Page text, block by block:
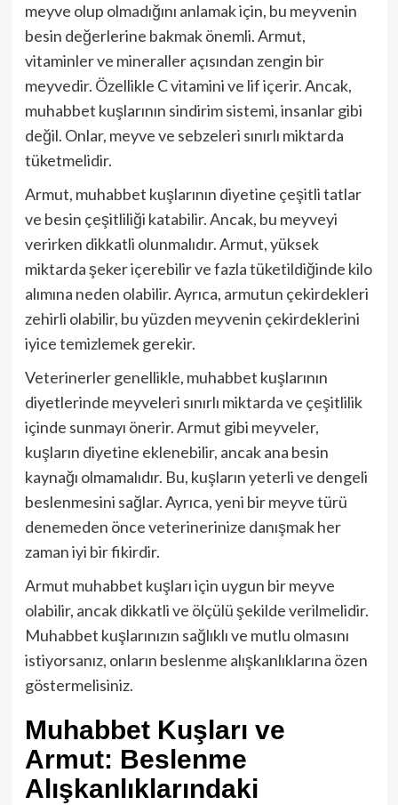
meyve olup olmadığını anlamak için, bu meyvenin
besin değerlerine bakmak önemli. Armut,
vitaminler ve mineraller açısından zengin bir
meyvedir. Özellikle C vitamini ve lif içerir. Ancak,
muhabbet kuşlarının sindirim sistemi, insanlar gibi
değil. Onlar, meyve ve sebzeleri sınırlı miktarda
tüketmelidir.
Armut, muhabbet kuşlarının diyetine çeşitli tatlar
ve besin çeşitliliği katabilir. Ancak, bu meyveyi
verirken dikkatli olunmalıdır. Armut, yüksek
miktarda şeker içerebilir ve fazla tüketildiğinde kilo
alımına neden olabilir. Ayrıca, armutun çekirdekleri
zehirli olabilir, bu yüzden meyvenin çekirdeklerini
iyice temizlemek gerekir.
Veterinerler genellikle, muhabbet kuşlarının
diyetlerinde meyveleri sınırlı miktarda ve çeşitlilik
içinde sunmayı önerir. Armut gibi meyveler,
kuşların diyetine eklenebilir, ancak ana besin
kaynağı olmamalıdır. Bu, kuşların yeterli ve dengeli
beslenmesini sağlar. Ayrıca, yeni bir meyve türü
denemeden önce veterinerinize danışmak her
zaman iyi bir fikirdir.
Armut muhabbet kuşları için uygun bir meyve
olabilir, ancak dikkatli ve ölçülü şekilde verilmelidir.
Muhabbet kuşlarınızın sağlıklı ve mutlu olmasını
istiyorsanız, onların beslenme alışkanlıklarına özen
göstermelisiniz.
Muhabbet Kuşları ve
Armut: Beslenme
Alışkanlıklarındaki